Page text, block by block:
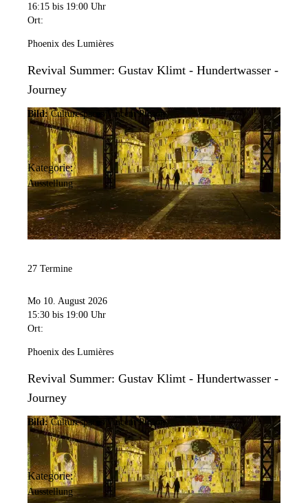
16:15 bis 19:00 Uhr
Ort:
Phoenix des Lumières
Revival Summer: Gustav Klimt - Hundertwasser -
Journey
Bild: Culturespaces/Vincent Pinson
Kategorie:
Ausstellung
27 Termine
Mo 10. August 2026
15:30 bis 19:00 Uhr
Ort:
Phoenix des Lumières
Revival Summer: Gustav Klimt - Hundertwasser -
Journey
Bild: Culturespaces/Vincent Pinson
Kategorie:
Ausstellung